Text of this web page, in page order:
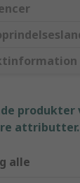
attributter.
alle